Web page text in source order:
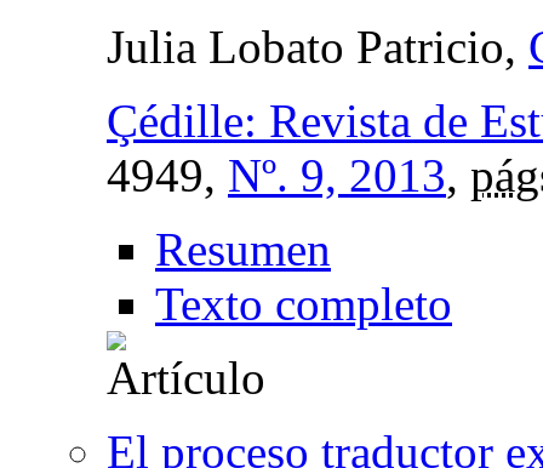
Julia Lobato Patricio,
Çédille: Revista de
4949, Nº. 9, 2013,
Resumen
Texto completo
El proceso traductor